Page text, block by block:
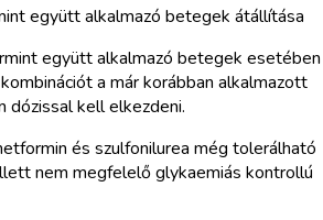
együtt alkalmazó betegek átállítása
együtt alkalmazó betegek esetében
a már korábban alkalmazott
dózissal kell elkezdeni.
és szulfonilurea még tolerálható
nem megfelelő glykaemiás kontrollú